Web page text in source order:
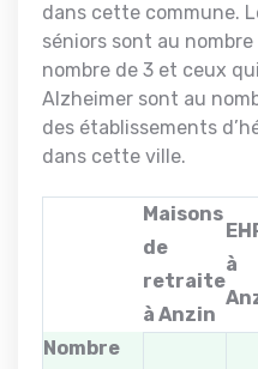
dans cette commune.
séniors sont au nombre
nombre de 3 et ceux
Alzheimer sont au
des établissements
dans cette ville.
Maisons
de
retraite
à Anzin
à
Nombre